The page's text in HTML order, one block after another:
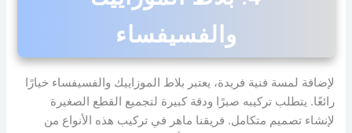
والفسيفساء
لإضافة لمسة فنية فريدة، يعتبر بلاط الموزاييك والفسيفساء خيارًا
رائعًا. يتطلب تركيبه صبرًا ودقة كبيرة لتجميع القطع الصغيرة
لإنشاء تصميم متكامل. فريقنا ماهر في تركيب هذه الأنواع من